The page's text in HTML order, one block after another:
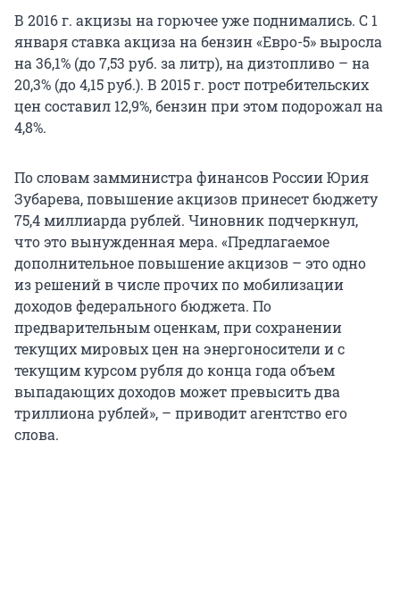
В 2016 г. акцизы на горючее уже поднимались. С 1
января ставка акциза на бензин «Евро-5» выросла
на 36,1% (до 7,53 руб. за литр), на дизтопливо – на
20,3% (до 4,15 руб.). В 2015 г. рост потребительских
цен составил 12,9%, бензин при этом подорожал на
4,8%.
По словам замминистра финансов России Юрия
Зубарева, повышение акцизов принесет бюджету
75,4 миллиарда рублей. Чиновник подчеркнул,
что это вынужденная мера. «Предлагаемое
дополнительное повышение акцизов – это одно
из решений в числе прочих по мобилизации
доходов федерального бюджета. По
предварительным оценкам, при сохранении
текущих мировых цен на энергоносители и c
текущим курсом рубля до конца года объем
выпадающих доходов может превысить два
триллиона рублей», – приводит агентство его
слова.